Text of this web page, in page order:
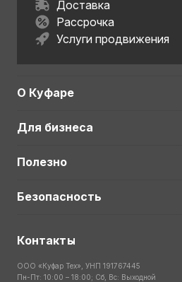
Доставка
Рассрочка
Услуги продвижения
О Куфаре
Для бизнеса
Полезно
Безопасность
Контакты
ООО «Куфар Тех», УНП 191767445
Пн-Пт: 10:00 – 18:00; Сб, Вс: Выходной